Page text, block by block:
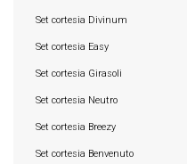
Set cortesia Divinum
Set cortesia Easy
Set cortesia Girasoli
Set cortesia Neutro
Set cortesia Breezy
Set cortesia Benvenuto